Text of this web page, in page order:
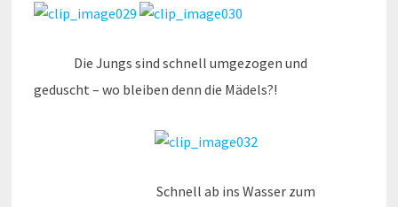
Die Jungs sind schnell umgezogen und
geduscht – wo bleiben denn die Mädels?!
Schnell ab ins Wasser zum